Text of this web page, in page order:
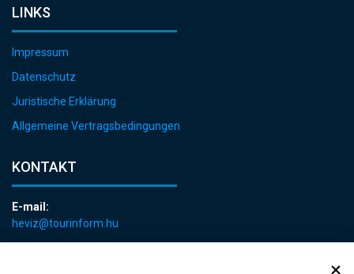
LINKS
Impressum
Datenschutz
Juristische Erklärung
Allgemeine Vertragsbedingungen
KONTAKT
E-mail:
heviz@tourinform.hu